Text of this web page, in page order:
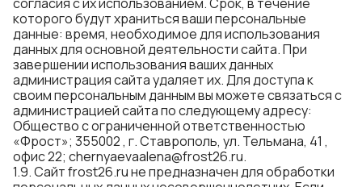
которого будут храниться ваши персональные
данные: время, необходимое для использования
данных для основной деятельности сайта. При
завершении использования ваших данных
администрация сайта удаляет их. Для доступа к
своим персональным данным вы можете связаться с
администрацией сайта по следующему адресу:
Общество с ограниченной ответственностью
«Фрост»; 355002 , г. Ставрополь, ул. Тельмана, 41 ,
офис 22; chernyaevaalena@frost26.ru.
1.9. Сайт frost26.ru не предназначен для обработки